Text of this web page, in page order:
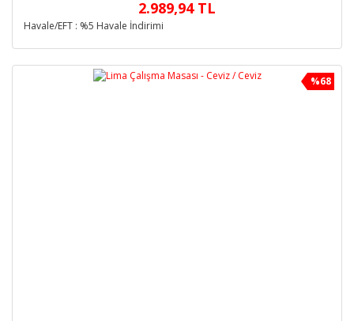
2.989,94 TL
Havale/EFT : %5 Havale İndirimi
%68